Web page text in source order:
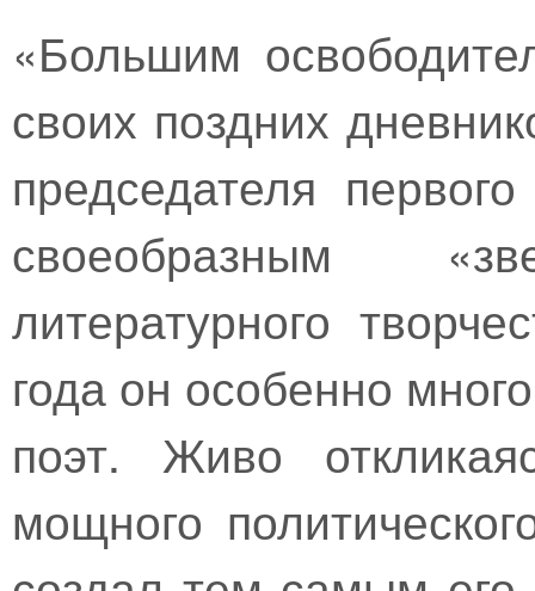
«Большим
своих поздних
председателя
своеобразным
литературного
года он особенно
поэт. Живо
мощного